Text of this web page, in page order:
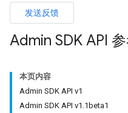
发送反馈
Admin SDK API
本页内容
Admin SDK API v1
Admin SDK API v1.1beta1